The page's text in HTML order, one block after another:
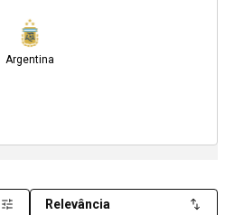
Argentina
Relevância